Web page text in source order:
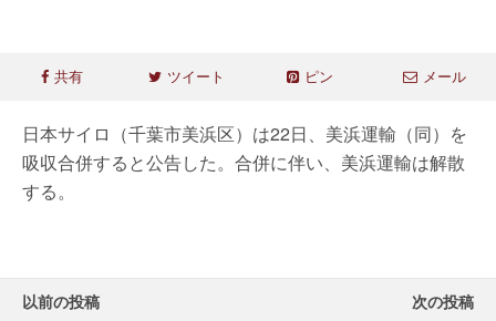
共有 ツイート ピン メール
日本サイロ（千葉市美浜区）は22日、美浜運輸（同）を
吸収合併すると公告した。合併に伴い、美浜運輸は解散
する。
以前の投稿 次の投稿